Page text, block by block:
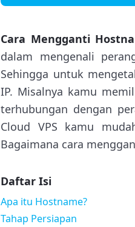
Cara Mengganti
dalam mengenali
Sehingga untuk
IP. Misalnya kamu
terhubungan dengan
Cloud VPS kamu
Bagaimana cara
Daftar Isi
Apa itu Hostname?
Tahap Persiapan